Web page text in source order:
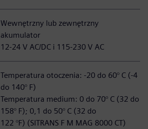
Wewnętrzny lub zewnętrzny
akumulator
12-24 V AC/DC i 115-230 V AC
Temperatura otoczenia: -20 do 60° C (-4
do 140° F)
Temperatura medium: 0 do 70° C (32 do
158° F); 0,1 do 50° C (32 do
122 °F) (SITRANS F M MAG 8000 CT)